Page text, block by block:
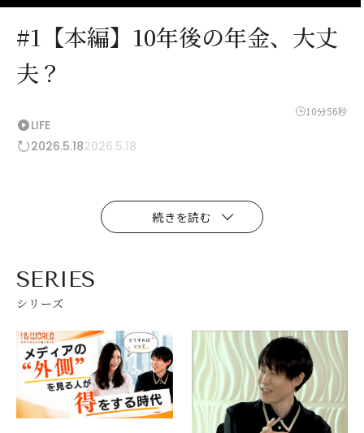
#1【本編】10年後の年金、大丈
夫？
10分56秒
LIFE
2026.5.182026.5.18
続きを読む
SERIES
シリーズ